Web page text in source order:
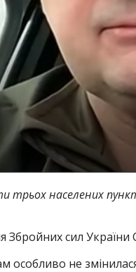
населених
сил України
особливо не